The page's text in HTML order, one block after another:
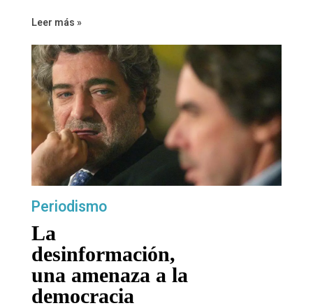
Leer más »
La
desinformación,
una amenaza a la
democracia
Periodismo